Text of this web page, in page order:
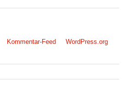
Kommentar-Feed WordPress.org